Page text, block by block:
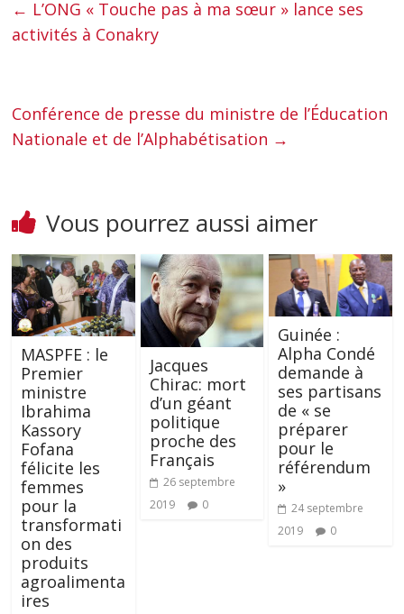
← L’ONG « Touche pas à ma sœur » lance ses
activités à Conakry
Conférence de presse du ministre de l’Éducation
Nationale et de l’Alphabétisation →
Vous pourrez aussi aimer
MASPFE : le
Premier
ministre
Ibrahima
Kassory
Fofana
félicite les
femmes
pour la
transformati
on des
produits
agroalimenta
ires
Jacques
Chirac: mort
d’un géant
politique
proche des
Français
26 septembre
2019
0
Guinée :
Alpha Condé
demande à
ses partisans
de « se
préparer
pour le
référendum
»
24 septembre
2019
0